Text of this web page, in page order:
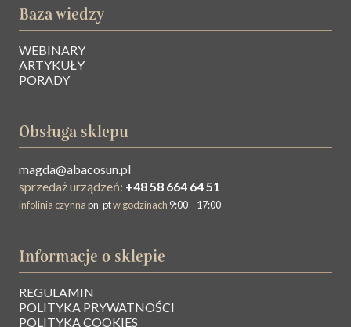
O NAS
Baza wiedzy
WEBINARY
ARTYKUŁY
PORADY
Obsługa sklepu
magda@abacosun.pl
sprzedaż urządzeń: +48 58 664 64 51
infolinia czynnapn-ptw godzinach 9:00 – 17:00
Informacje o sklepie
REGULAMIN
POLITYKA PRYWATNOŚCI
POLITYKA COOKIES